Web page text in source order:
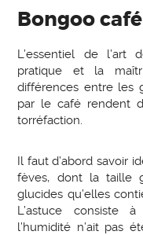
Bongoo café
L’essentiel de l’art
pratique et la
différences entre les
par le café rendent
torréfaction.
Il faut d’abord savoir
fèves, dont la taille
glucides qu’elles
L’astuce consiste
l’humidité n’ait pas